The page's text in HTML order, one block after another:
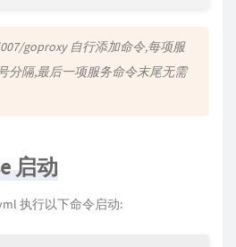
goproxy自行添加命令,每项服
分隔,最后一项服务命令末尾无需
启动
执行以下命令启动: